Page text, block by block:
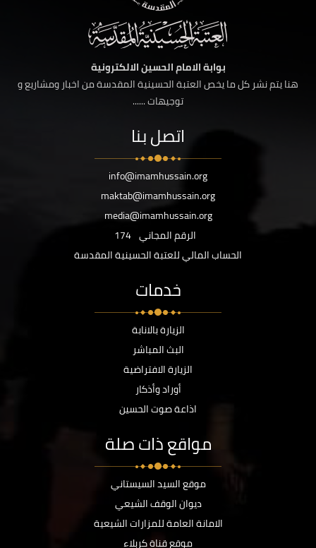
بوابة الامام الحسين الالكترونية
هنا يتم نشر كل ما يخص العتبة الحسينية المقدسة من اخبار ومشاريع و
توجيهات ......
اتصل بنا
info@imamhussain.org
maktab@imamhussain.org
media@imamhussain.org
الرقم المجاني 174
الحساب المالي للعتبة الحسينية المقدسة
خدمات
الزيارة بالانابة
البث المباشر
الزيارة الافتراضية
أوراد وأذكار
اذاعة صوت الحسين
مواقع ذات صلة
موقع السيد السيستاني
ديوان الوقف الشيعي
الامانة العامة للمزارات الشيعية
موقع قناة كربلاء